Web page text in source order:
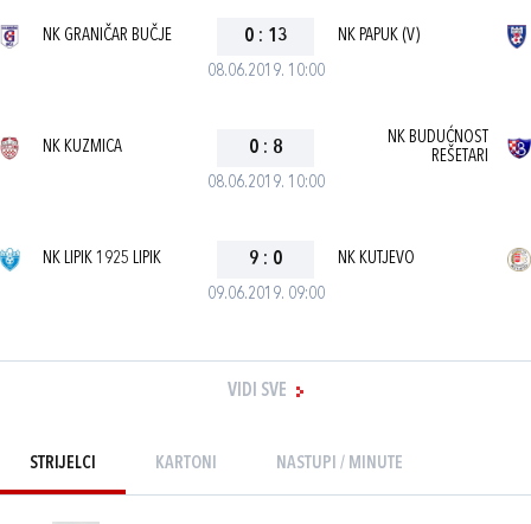
08.06.2019. 10:00
NK GRANIČAR BUČJE 0 : 13 NK PAPUK (V)
08.06.2019. 10:00
NK KUZMICA 0 : 8
NK BUDUĆNOST
REŠETARI
09.06.2019. 09:00
NK LIPIK 1925 LIPIK 9 : 0 NK KUTJEVO
VIDI SVE
STRIJELCI KARTONI NASTUPI / MINUTE